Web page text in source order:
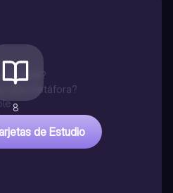
un símil?
una metáfora?
8
de Estudio